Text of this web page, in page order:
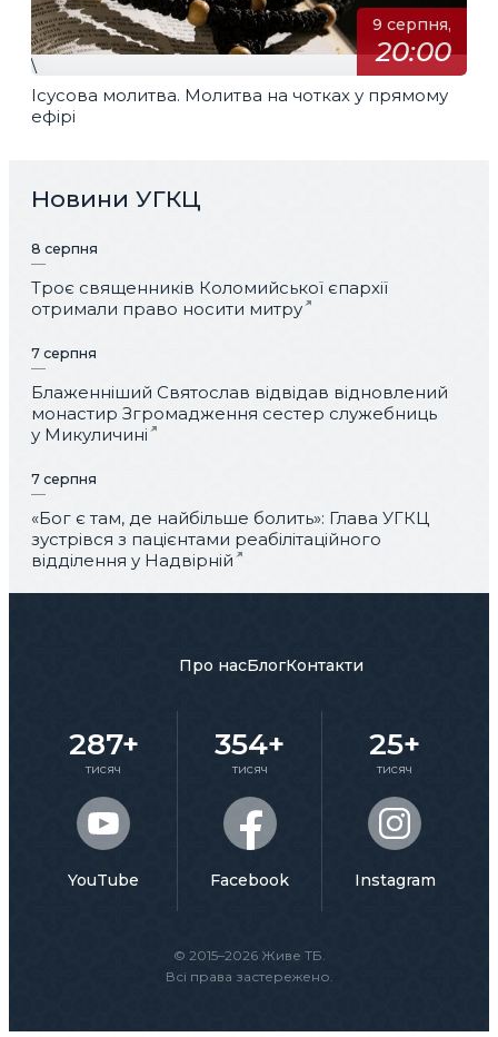
9 серпня,
20:00
\
Ісусова молитва. Молитва на чотках у прямому
ефірі
Новини УГКЦ
8 серпня
Троє священників Коломийської єпархії
отримали право носити митру
7 серпня
Блаженніший Святослав відвідав відновлений
монастир Згромадження сестер служебниць
у Микуличині
7 серпня
«Бог є там, де найбільше болить»: Глава УГКЦ
зустрівся з пацієнтами реабілітаційного
відділення у Надвірній
© 2015–2026 Живе ТБ.
Всі права застережено.
Про насБлогКонтакти
287+
тисяч
YouTube
354+
тисяч
Facebook
25+
тисяч
Instagram